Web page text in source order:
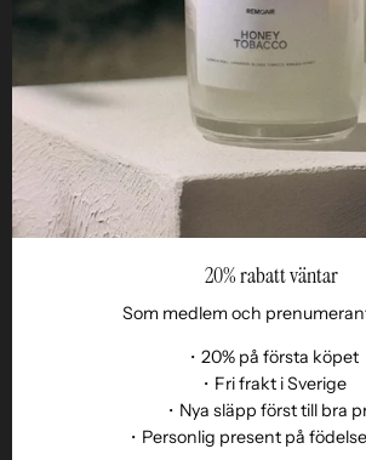
20% rabatt väntar
Som medlem och
・20% på första köpet
・Fri frakt i Sverige
・Nya släpp först till bra
・Personlig present på
ETHOS